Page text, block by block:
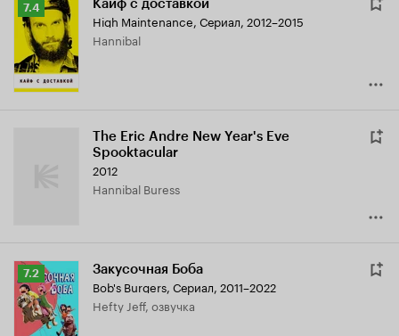
Рейтинг
Кинопоиска
7.4
7.4 Кайф с доставкой
High Maintenance, Сериал, 2012–2015
Hannibal
The Eric Andre New Year's Eve
Spooktacular
2012
Hannibal Buress
Рейтинг
Кинопоиска
7.2
7.2 Закусочная Боба
Bob's Burgers, Сериал, 2011–2022
Hefty Jeff, озвучка